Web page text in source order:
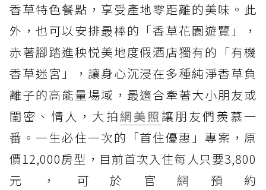
香草特色餐點，享受產地零距離的美味。此
外，也可以安排最棒的「香草花園遊覽」，
赤著腳踏進秧悦美地度假酒店獨有的「有機
香草迷宮」，讓身心沉浸在多種純淨香草負
離子的高能量場域，最適合牽著大小朋友或
閨密、情人，大拍網美照讓朋友們羨慕一
番。一生必住一次的「首住優惠」專案，原
價12,000房型，目前首次入住每人只要3,800
元，可於官網預約